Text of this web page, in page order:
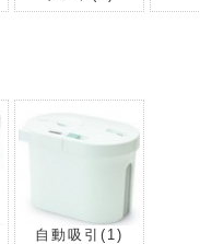
自動吸引 (1)